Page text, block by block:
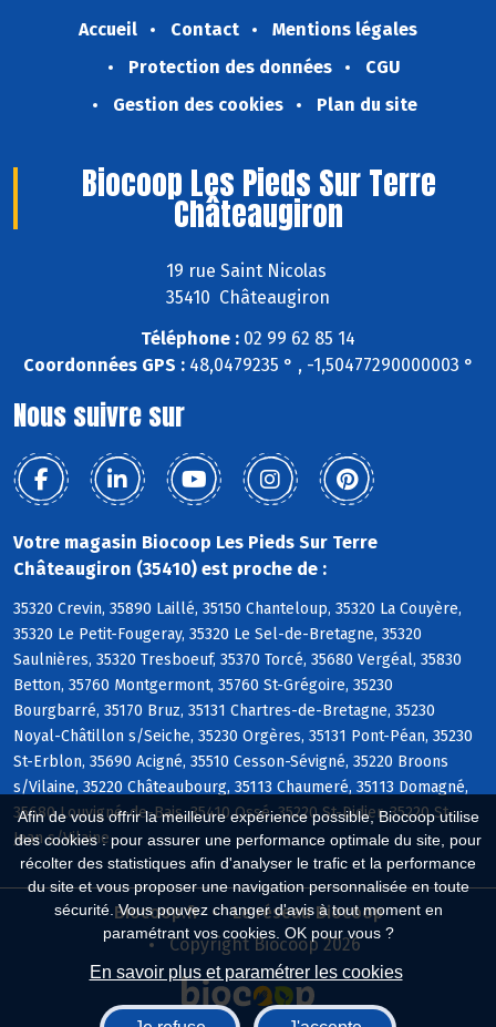
Afin de vous offrir la meilleure expérience possible, Biocoop utilise
des cookies : pour assurer une performance optimale du site, pour
récolter des statistiques afin d'analyser le trafic et la performance
du site et vous proposer une navigation personnalisée en toute
sécurité. Vous pouvez changer d'avis à tout moment en
paramétrant vos cookies. OK pour vous ?
En savoir plus et paramétrer les cookies
Accueil Contact
Mentions légales
Protection des données
CGU
Gestion des cookies
Plan du site
Biocoop Les Pieds Sur Terre
Châteaugiron
19 rue Saint Nicolas
35410 Châteaugiron
Téléphone : 02 99 62 85 14
Coordonnées GPS :48,0479235 ° , -1,50477290000003 °
Nous suivre sur
Votre magasin Biocoop Les Pieds Sur Terre
Châteaugiron (35410) est proche de :
35320 Crevin, 35890 Laillé, 35150 Chanteloup, 35320 La Couyère,
35320 Le Petit-Fougeray, 35320 Le Sel-de-Bretagne, 35320
Saulnières, 35320 Tresboeuf, 35370 Torcé, 35680 Vergéal, 35830
Betton, 35760 Montgermont, 35760 St-Grégoire, 35230
Bourgbarré, 35170 Bruz, 35131 Chartres-de-Bretagne, 35230
Noyal-Châtillon s/Seiche, 35230 Orgères, 35131 Pont-Péan, 35230
St-Erblon, 35690 Acigné, 35510 Cesson-Sévigné, 35220 Broons
s/Vilaine, 35220 Châteaubourg, 35113 Chaumeré, 35113 Domagné,
35680 Louvigné-de-Bais, 35410 Ossé, 35220 St-Didier, 35220 St-
Jean s/Vilaine
Biocoop.fr
Le réseau Biocoop
Copyright Biocoop 2026